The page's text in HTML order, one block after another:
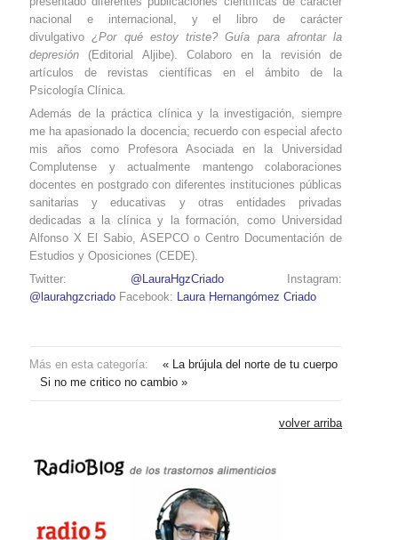
nacional e internacional, y el libro de carácter
divulgativo¿Por qué estoy triste? Guía para afrontar la
depresión (Editorial Aljibe). Colaboro en la revisión de
artículos de revistas científicas en el ámbito de la
Psicología Clínica.
Además de la práctica clínica y la investigación, siempre
me ha apasionado la docencia; recuerdo con especial afecto
mis años como Profesora Asociada en la Universidad
Complutense y actualmente mantengo colaboraciones
docentes en postgrado con diferentes instituciones públicas
sanitarias y educativas y otras entidades privadas
dedicadas a la clínica y la formación, como Universidad
Alfonso X El Sabio, ASEPCO o Centro Documentación de
Estudios y Oposiciones (CEDE).
Twitter: @LauraHgzCriadoInstagram:
@laurahgzcriado Facebook: Laura Hernangómez Criado
Más en esta categoría:
« La brújula del norte de tu cuerpo
Si no me critico no cambio »
volver arriba